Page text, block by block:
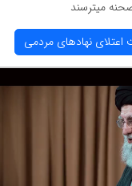
میترسند
نهادهای مردمی